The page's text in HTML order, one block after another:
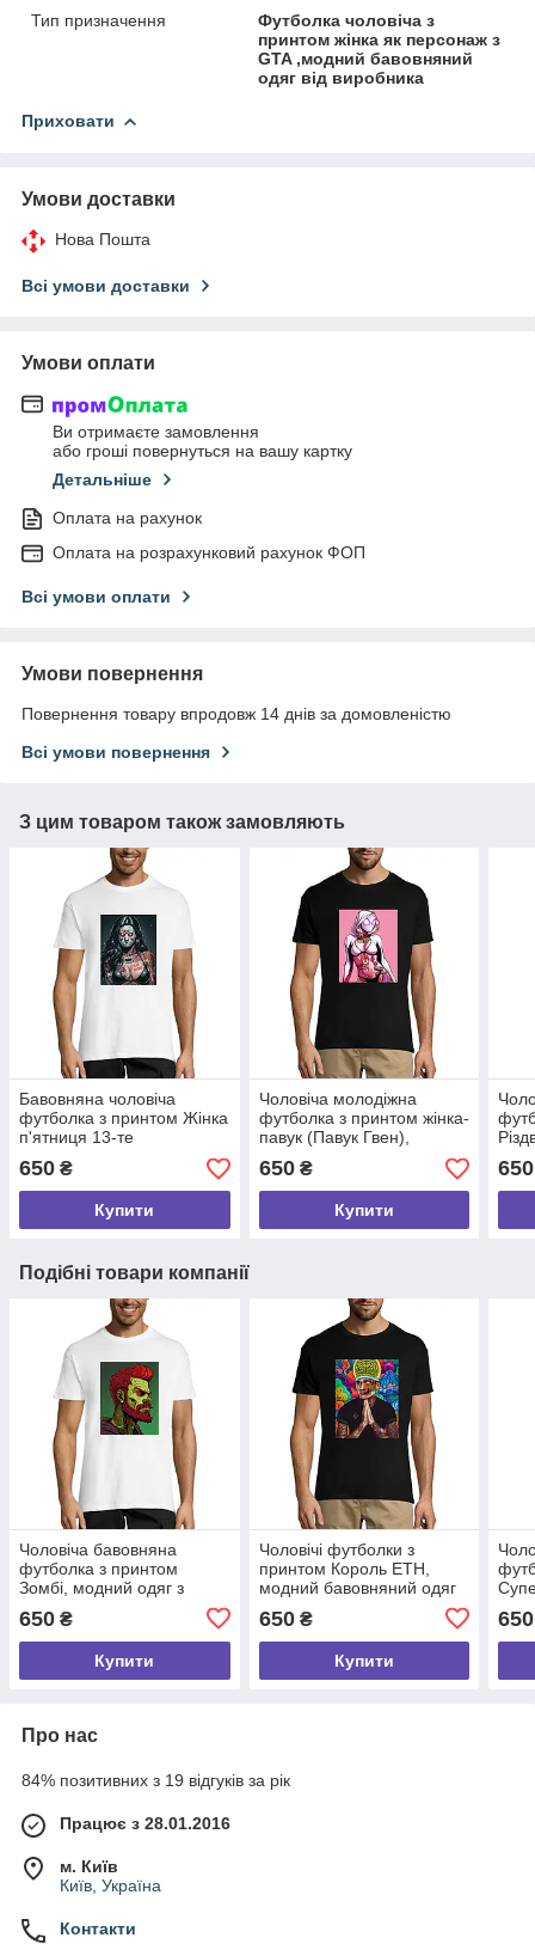
Тип призначення
Футболка чоловіча з
принтом жінка як персонаж з
GTA ,модний бавовняний
одяг від виробника
Приховати
Умови доставки
Нова Пошта
Всі умови доставки
Умови оплати
Ви отримаєте замовлення
або гроші повернуться на вашу картку
Детальніше
Оплата на рахунок
Оплата на розрахунковий рахунок ФОП
Всі умови оплати
Умови повернення
Повернення товару впродовж 14 днів за домовленістю
Всі умови повернення
З цим товаром також замовляють
Бавовняна чоловіча
футболка з принтом Жінка
п'ятниця 13-те
,молодіжний одяг розмір S
650 ₴
Купити
Чоловіча молодіжна
футболка з принтом жінка-
павук (Павук Гвен),
модний бавовняний одяг
розмір S
650₴
Купити
650
Подібні товари компанії
Чоловіча бавовняна
футболка з принтом
Зомбі, модний одяг з
якісним принтом розмір S
650 ₴
Купити
Чоловічі футболки з
принтом Король ETH,
модний бавовняний одяг
650₴
Купити
650
Про нас
84% позитивних з 19 відгуків за рік
Працює з 28.01.2016
м. Київ
Київ, Україна
Контакти